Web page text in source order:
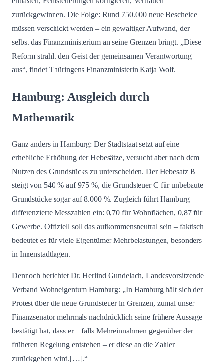
zurückgewinnen. Die Folge: Rund 750.000 neue Bescheide
müssen verschickt werden – ein gewaltiger Aufwand, der
selbst das Finanzministerium an seine Grenzen bringt. „Diese
Reform strahlt den Geist der gemeinsamen Verantwortung
aus“, findet Thüringens Finanzministerin Katja Wolf.
Hamburg: Ausgleich durch
Mathematik
Ganz anders in Hamburg: Der Stadtstaat setzt auf eine
erhebliche Erhöhung der Hebesätze, versucht aber nach dem
Nutzen des Grundstücks zu unterscheiden. Der Hebesatz B
steigt von 540 % auf 975 %, die Grundsteuer C für unbebaute
Grundstücke sogar auf 8.000 %. Zugleich führt Hamburg
differenzierte Messzahlen ein: 0,70 für Wohnflächen, 0,87 für
Gewerbe. Offiziell soll das aufkommensneutral sein – faktisch
bedeutet es für viele Eigentümer Mehrbelastungen, besonders
in Innenstadtlagen.
Dennoch berichtet Dr. Herlind Gundelach, Landesvorsitzende
Verband Wohneigentum Hamburg: „In Hamburg hält sich der
Protest über die neue Grundsteuer in Grenzen, zumal unser
Finanzsenator mehrmals nachdrücklich seine frühere Aussage
bestätigt hat, dass er – falls Mehreinnahmen gegenüber der
früheren Regelung entstehen – er diese an die Zahler
zurückgeben wird.[…].“